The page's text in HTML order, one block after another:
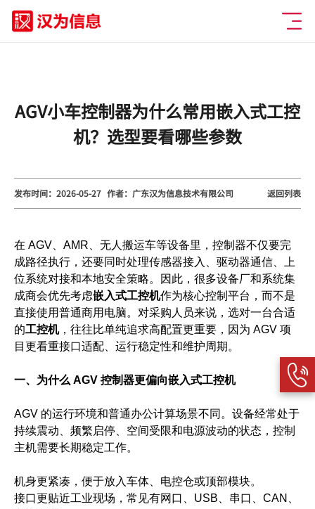
AGV小车控制器为什么常用嵌入式工控
机？选型要看哪些参数
发布时间：2026-05-27 作者：广东汉为信息技术有限公司 返回列表
在 AGV、AMR、无人搬运车等设备里，控制器不仅要完
成路径执行，还要同时处理传感器接入、驱动器通信、上
位系统对接和本地安全策略。因此，很多设备厂和系统集
成商会优先考虑嵌入式工控机作为核心控制平台，而不是
直接使用普通商用电脑。对采购人员来说，选对一台合适
的工控机，往往比单纯追求高配置更重要，因为 AGV 项
目更看重接口适配、运行稳定性和维护周期。
一、为什么 AGV 控制器更偏向嵌入式工控机
AGV 的运行环境和普通办公计算场景不同。设备经常处于
持续震动、频繁启停、空间受限和电源波动的状态，控制
主机需要长期稳定工作。
机身更紧凑，便于放入车体、电控仓或顶部模块。
接口更贴近工业现场，常见有网口、USB、串口、CAN、